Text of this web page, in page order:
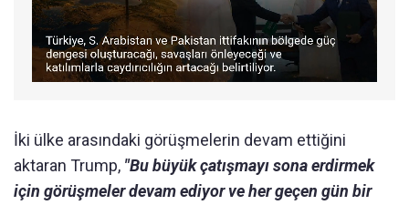
İki ülke arasındaki görüşmelerin devam ettiğini
aktaran Trump, "Bu büyük çatışmayı sona erdirmek
için görüşmeler devam ediyor ve her geçen gün bir